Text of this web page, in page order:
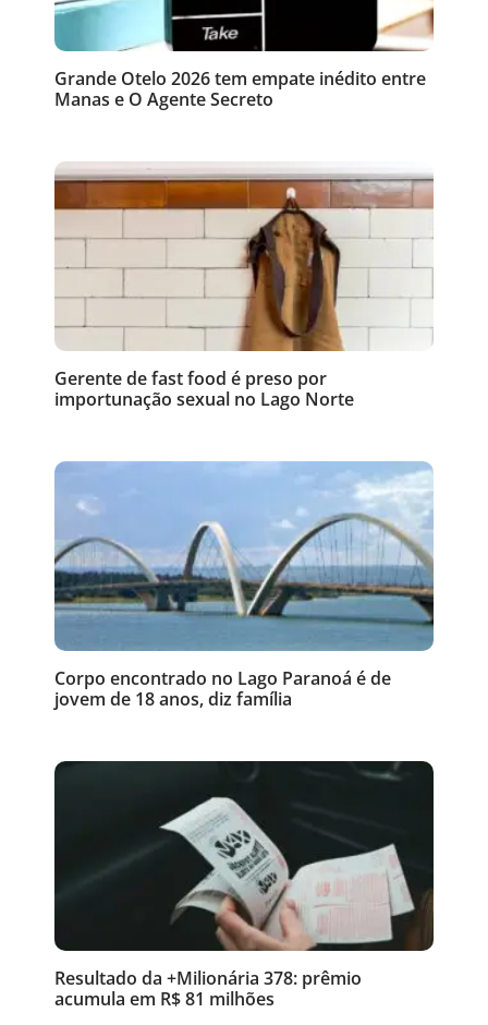
Grande Otelo 2026 tem empate inédito entre
Manas e O Agente Secreto
Gerente de fast food é preso por
importunação sexual no Lago Norte
Corpo encontrado no Lago Paranoá é de
jovem de 18 anos, diz família
Resultado da +Milionária 378: prêmio
acumula em R$ 81 milhões